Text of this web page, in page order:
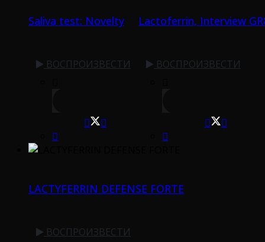
Saliva test: Novelty
ВОСПРОИЗВЕСТИ
Lactoferrin, Interview
ВОСПРОИЗВЕСТИ
LACTYFERRIN DEFENSE FORTE
ВОСПРОИЗВЕСТИ